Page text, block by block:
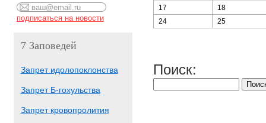
7 Заповедей
Запрет идолопоклонства
Запрет Б-гохульства
Запрет кровопролития
17
18
24
25
Поиск: